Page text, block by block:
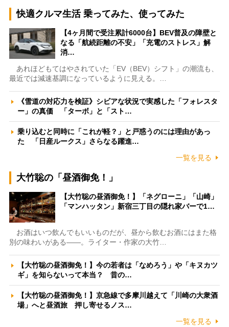
快適クルマ生活 乗ってみた、使ってみた
【4ヶ月間で受注累計6000台】BEV普及の障壁と
なる「航続距離の不安」「充電のストレス」解
消…
あれほどもてはやされていた「EV（BEV）シフト」の潮流も、
最近では減速基調になっているように見える。…
《雪道の対応力を検証》シビアな状況で実感した「フォレスタ
ー」の真価 「ターボ」と「スト…
乗り込むと同時に「これが軽？」と戸惑うのには理由があっ
た 「日産ルークス」さらなる躍進…
一覧を見る
大竹聡の「昼酒御免！」
【大竹聡の昼酒御免！】「ネグローニ」「山崎」
「マンハッタン」新宿三丁目の隠れ家バーで1…
お酒はいつ飲んでもいいものだが、昼から飲むお酒にはまた格
別の味わいがある――。ライター・作家の大竹…
【大竹聡の昼酒御免！】今の若者は「なめろう」や「キヌカツ
ギ」を知らないって本当？ 昔の…
【大竹聡の昼酒御免！】京急線で多摩川越えて「川崎の大衆酒
場」へと昼酒旅 押し寄せるノス…
一覧を見る